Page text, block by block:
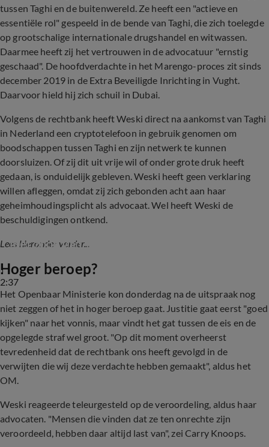
tussen Taghi en de buitenwereld. Ze heeft een "actieve en
essentiële rol" gespeeld in de bende van Taghi, die zich toelegde
op grootschalige internationale drugshandel en witwassen.
Daarmee heeft zij het vertrouwen in de advocatuur "ernstig
geschaad". De hoofdverdachte in het Marengo-proces zit sinds
december 2019 in de Extra Beveiligde Inrichting in Vught.
Daarvoor hield hij zich schuil in Dubai.
Volgens de rechtbank heeft Weski direct na aankomst van Taghi
in Nederland een cryptotelefoon in gebruik genomen om
boodschappen tussen Taghi en zijn netwerk te kunnen
doorsluizen. Of zij dit uit vrije wil of onder grote druk heeft
gedaan, is onduidelijk gebleven. Weski heeft geen verklaring
willen afleggen, omdat zij zich gebonden acht aan haar
geheimhoudingsplicht als advocaat. Wel heeft Weski de
beschuldigingen ontkend.
Lees hieronder verder...
2:37
'Inez Weski wisselde ruim 8000 berichten uit
met zoon van Taghi'
Hoger beroep?
Het Openbaar Ministerie kon donderdag na de uitspraak nog
niet zeggen of het in hoger beroep gaat. Justitie gaat eerst "goed
kijken" naar het vonnis, maar vindt het gat tussen de eis en de
opgelegde straf wel groot. "Op dit moment overheerst
tevredenheid dat de rechtbank ons heeft gevolgd in de
verwijten die wij deze verdachte hebben gemaakt", aldus het
OM.
Weski reageerde teleurgesteld op de veroordeling, aldus haar
advocaten. "Mensen die vinden dat ze ten onrechte zijn
veroordeeld, hebben daar altijd last van", zei Carry Knoops.